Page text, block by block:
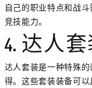
自己的职业特点和战
竞技能力。
4. 达人
达人套装是一种特殊
得。这些套装装备可